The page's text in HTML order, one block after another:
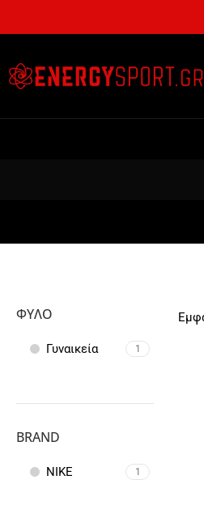
ΦΎΛΟ
Γυναικεία 1
BRAND
NIKE 1